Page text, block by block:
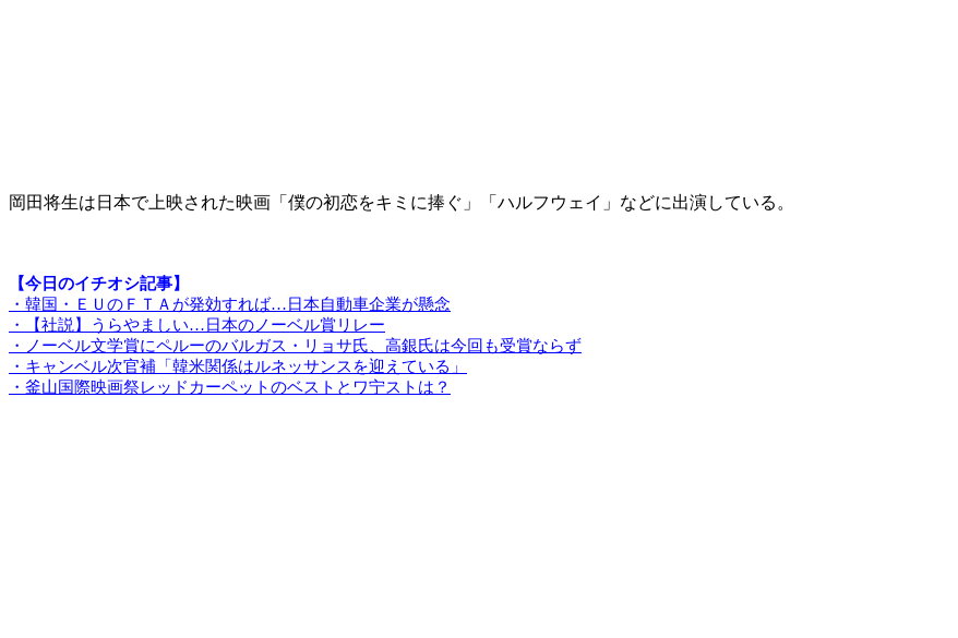
岡田将生は日本で上映された映画「僕の初恋をキミに捧ぐ」「ハルフウェイ」などに出演している。
【今日のイチオシ記事】
・韓国・ＥＵのＦＴＡが発効すれば…日本自動車企業が懸念
・【社説】うらやましい…日本のノーベル賞リレー
・ノーベル文学賞にペルーのバルガス・リョサ氏、高銀氏は今回も受賞ならず
・キャンベル次官補「韓米関係はルネッサンスを迎えている」
・釜山国際映画祭レッドカーペットのベストとワ宁ストは？